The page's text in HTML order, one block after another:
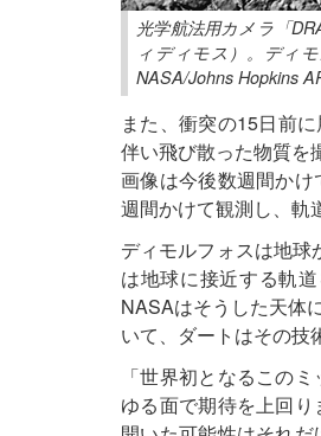
光学航法用カメラ「
ィディモス）。ディ
NASA/Johns Hopkins
また、衝突の15日前
伴い飛び散った物質を
画像は今後数週間か
週間かけて観測し、軌
ディモルフォスは地
は地球に接近する軌
NASAはそうした天体
いて、ダートはその技
「世界初となるこの
ゆる面で期待を上回